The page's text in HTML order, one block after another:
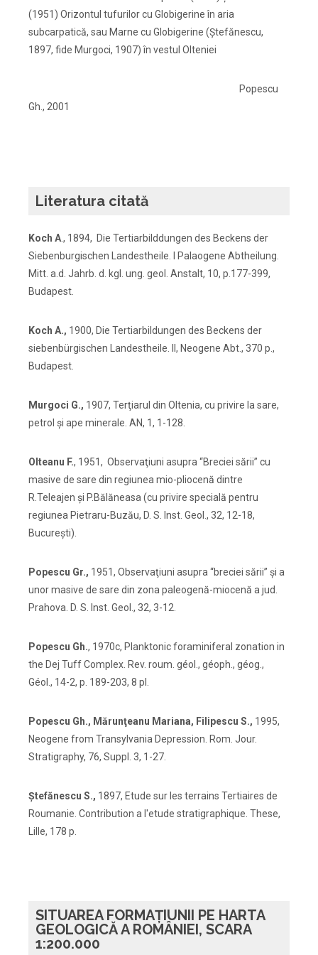
(1951) Orizontul tufurilor cu Globigerine în aria
subcarpatică, sau Marne cu Globigerine (Ştefănescu,
1897, fide Murgoci, 1907) în vestul Olteniei
Popescu
Gh., 2001
Literatura citată
Koch A., 1894, Die Tertiarbilddungen des Beckens der
Siebenburgischen Landestheile. I Palaogene Abtheilung.
Mitt. a.d. Jahrb. d. kgl. ung. geol. Anstalt, 10, p.177-399,
Budapest.
Koch A., 1900, Die Tertiarbildungen des Beckens der
siebenbürgischen Landestheile. II, Neogene Abt., 370 p.,
Budapest.
Murgoci G., 1907, Terţiarul din Oltenia, cu privire la sare,
petrol şi ape minerale. AN, 1, 1-128.
Olteanu F., 1951, Observaţiuni asupra “Breciei sării” cu
masive de sare din regiunea mio-pliocenă dintre
R.Teleajen şi P.Bălăneasa (cu privire specială pentru
regiunea Pietraru-Buzău, D. S. Inst. Geol., 32, 12-18,
Bucureşti).
Popescu Gr., 1951, Observaţiuni asupra “breciei sării” şi a
unor masive de sare din zona paleogenă-miocenă a jud.
Prahova. D. S. Inst. Geol., 32, 3-12.
Popescu Gh., 1970c, Planktonic foraminiferal zonation in
the Dej Tuff Complex. Rev. roum. géol., géoph., géog.,
Géol., 14-2, p. 189-203, 8 pl.
Popescu Gh., Mărunţeanu Mariana, Filipescu S., 1995,
Neogene from Transylvania Depression. Rom. Jour.
Stratigraphy, 76, Suppl. 3, 1-27.
Ştefănescu S., 1897, Etude sur les terrains Tertiaires de
Roumanie. Contribution a l'etude stratigraphique. These,
Lille, 178 p.
SITUAREA FORMAȚIUNII PE HARTA
GEOLOGICĂ A ROMÂNIEI, SCARA
1:200.000